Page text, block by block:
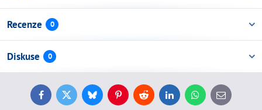
Recenze 0
Diskuse 0
FacebookTwitterBlueskyPinterestReddit LinkedInWhatsApp
E-
mail